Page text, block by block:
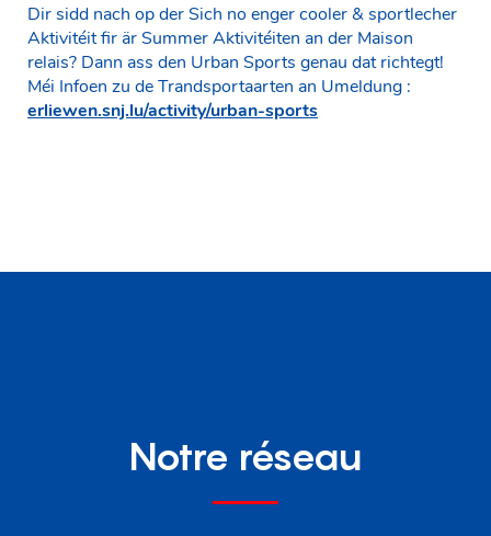
Dir sidd nach op der Sich no enger cooler & sportlecher
Aktivitéit fir är Summer Aktivitéiten an der Maison
relais? Dann ass den Urban Sports genau dat richtegt!
Méi Infoen zu de Trandsportaarten an Umeldung :
erliewen.snj.lu/activity/urban-sports
Notre réseau